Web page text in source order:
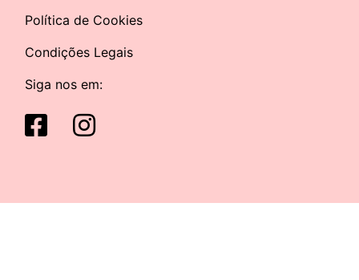
Política de Cookies
Condições Legais
Siga nos em: